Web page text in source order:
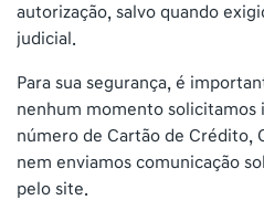
autorização, salvo quando
judicial.
Para sua segurança, é
nenhum momento solicitamos
número de Cartão de Crédito,
nem enviamos comunicação
pelo site.